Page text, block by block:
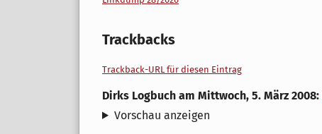
Trackbacks
Trackback-URL für diesen Eintrag
Dirks Logbuch am Mittwoch, 5. März 2008:
Vorschau anzeigen